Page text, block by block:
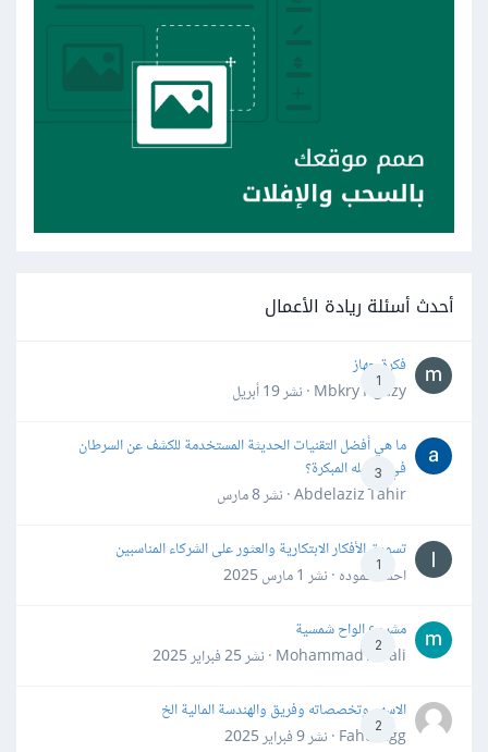
أحدث أسئلة ريادة الأعمال
1
فكرة جهاز
Mbkry Hgazy · نشر
19 أبريل
3
ما هي أفضل التقنيات الحديثة المستخدمة للكشف عن السرطان
في مراحله المبكرة؟
Abdelaziz Tahir · نشر
8 مارس
1
تسويق الأفكار الابتكارية والعثور على الشركاء المناسبين
احمد حموده · نشر 1 مارس 2025
2
مشروع الواح شمسية
Mohammad Awali · نشر
25 فبراير 2025
2
الاسهم وتخصصاته وفريق والهندسة المالية الخ
Fahd Ggg · نشر
9 فبراير 2025